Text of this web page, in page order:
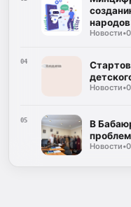
Новости•
04
Новости•
05
В
Новости•